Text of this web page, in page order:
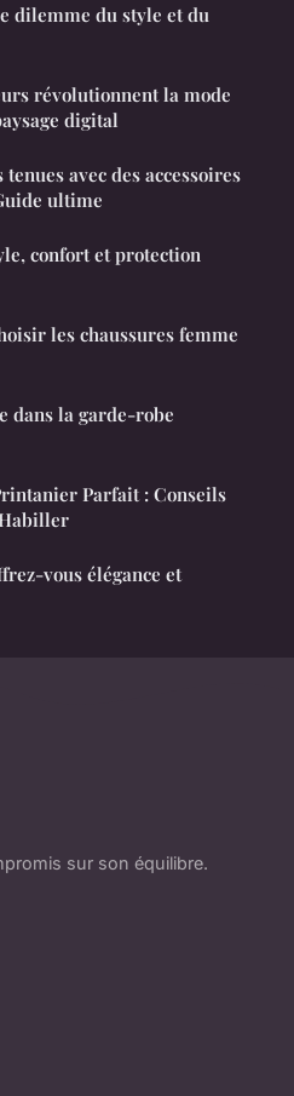
dilemme du style et du
révolutionnent la mode
digital
avec des accessoires
ultime
confort et protection
les chaussures femme
dans la garde-robe
Parfait : Conseils
vous élégance et
sur son équilibre.